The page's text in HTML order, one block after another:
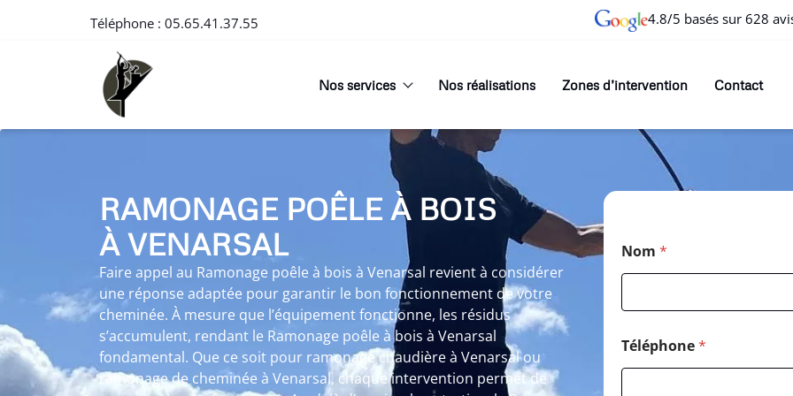
Téléphone : 05.65.41.37.55 4.8/5 basés sur 628
Nos services Nos réalisations Zones d’intervention Contact
RAMONAGE POÊLE À BOIS
À VENARSAL
Faire appel au Ramonage poêle à bois à Venarsal revient à considérer
une réponse adaptée pour garantir le bon fonctionnement de votre
cheminée. À mesure que l’équipement fonctionne, les résidus
s’accumulent, rendant le Ramonage poêle à bois à Venarsal
fondamental. Que ce soit pour ramonage chaudière à Venarsal ou
ramonage de cheminée à Venarsal, chaque intervention permet de
Nom *
Téléphone*